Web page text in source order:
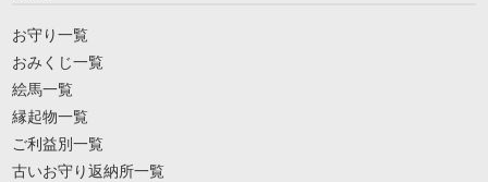
お守り一覧
おみくじ一覧
絵馬一覧
縁起物一覧
ご利益別一覧
古いお守り返納所一覧